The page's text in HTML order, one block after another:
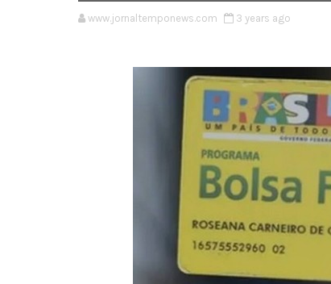
www.jornaltemponews.com 3 years ago